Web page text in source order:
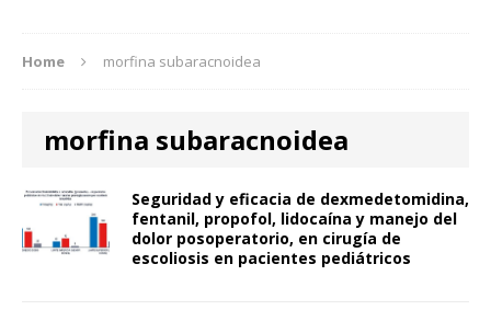
Home morfina subaracnoidea
morfina subaracnoidea
Seguridad y eficacia de dexmedetomidina,
fentanil, propofol, lidocaína y manejo del
dolor posoperatorio, en cirugía de
escoliosis en pacientes pediátricos